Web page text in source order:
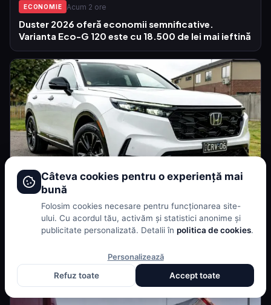
ECONOMIE Acum 2 ore
Duster 2026 oferă economii semnificative.
Varianta Eco-G 120 este cu 18.500 de lei mai ieftină
RECENZII Acum 13 ore
Are sens un SUV hibrid cu 5,7 l/100 km dacă
Câteva cookies pentru o experiență mai
bună
Folosim cookies necesare pentru funcționarea site-
ului. Cu acordul tău, activăm și statistici anonime și
publicitate personalizată. Detalii în politica de cookies.
Personalizează
Refuz toate
Accept toate